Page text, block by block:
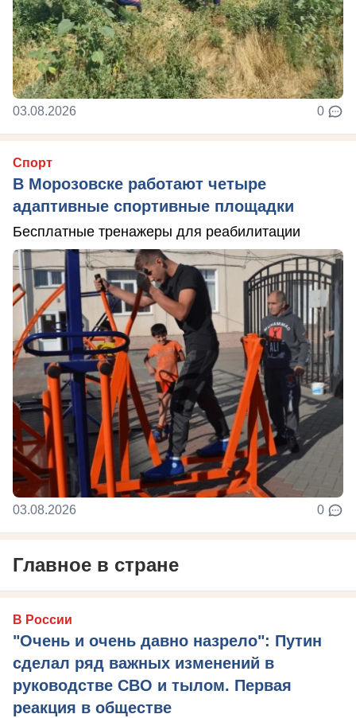
03.08.2026 0
Спорт
В Морозовске работают четыре
адаптивные спортивные площадки
Бесплатные тренажеры для реабилитации
03.08.2026 0
Главное в стране
В России
"Очень и очень давно назрело": Путин
сделал ряд важных изменений в
руководстве СВО и тылом. Первая
реакция в обществе